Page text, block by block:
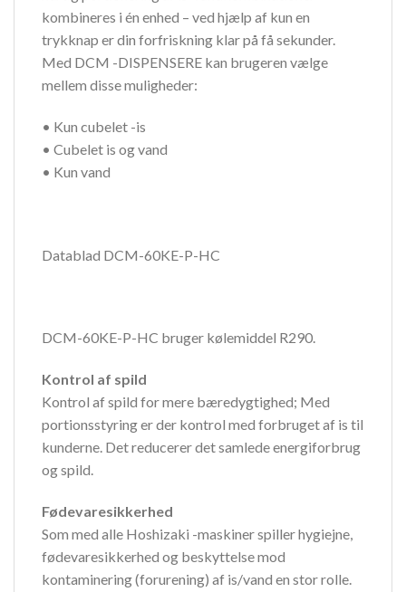
kombineres i én enhed – ved hjælp af kun en
trykknap er din forfriskning klar på få sekunder.
Med DCM -DISPENSERE kan brugeren vælge
mellem disse muligheder:
• Kun cubelet -is
• Cubelet is og vand
• Kun vand
Datablad DCM-60KE-P-HC
DCM-60KE-P-HC bruger kølemiddel R290.
Kontrol af spild
Kontrol af spild for mere bæredygtighed; Med
portionsstyring er der kontrol med forbruget af is til
kunderne. Det reducerer det samlede energiforbrug
og spild.
Fødevaresikkerhed
Som med alle Hoshizaki -maskiner spiller hygiejne,
fødevaresikkerhed og beskyttelse mod
kontaminering (forurening) af is/vand en stor rolle.